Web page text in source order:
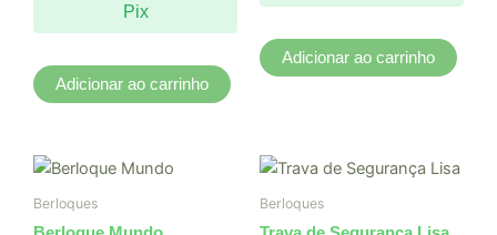
Pix
Adicionar ao carrinho
Adicionar ao carrinho
Berloques Berloques